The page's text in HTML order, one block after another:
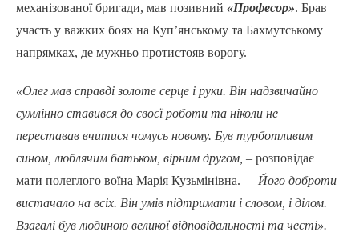
механізованої бригади, мав позивний «Професор». Брав
участь у важких боях на Куп’янському та Бахмутському
напрямках, де мужньо протистояв ворогу.
«Олег мав справді золоте серце і руки. Він надзвичайно
сумлінно ставився до своєї роботи та ніколи не
переставав вчитися чомусь новому. Був турботливим
сином, люблячим батьком, вірним другом, – розповідає
мати полеглого воїна Марія Кузьмінівна. — Його доброти
вистачало на всіх. Він умів підтримати і словом, і ділом.
Взагалі був людиною великої відповідальності та честі».